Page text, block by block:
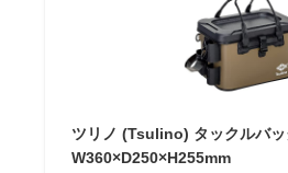
ツリノ (Tsulino) タックルバッ
W360×D250×H255mm